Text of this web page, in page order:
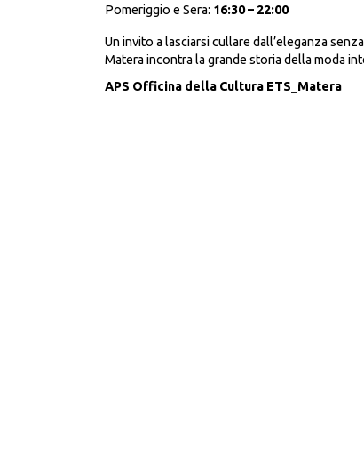
Pomeriggio e Sera: 16:30 – 22:00
Un invito a lasciarsi cullare dall’eleganza
Matera incontra la grande storia della moda
APS Officina della Cultura ETS_Matera